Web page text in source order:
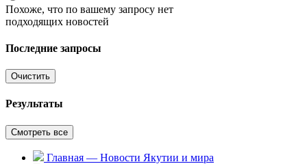
Похоже, что по вашему запросу нет
подходящих новостей
Последние запросы
Очистить
Результаты
Смотреть все
Главная — Новости Якутии и мира